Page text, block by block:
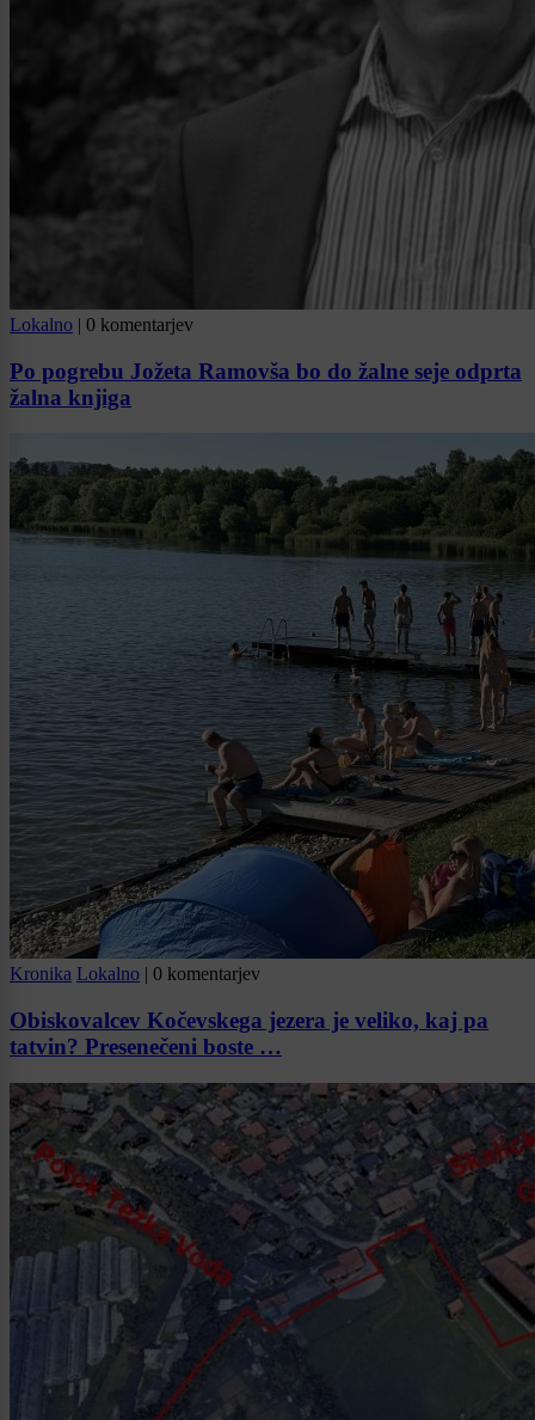
Lokalno | 0 komentarjev
Po pogrebu Jožeta Ramovša bo do žalne seje odprta
žalna knjiga
Kronika Lokalno | 0 komentarjev
Obiskovalcev Kočevskega jezera je veliko, kaj pa
tatvin? Presenečeni boste …